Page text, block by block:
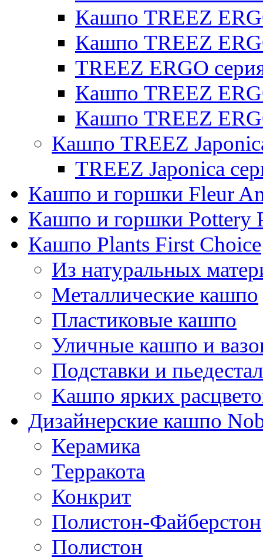
Кашпо TREEZ
Кашпо TREEZ
TREEZ ERGO
Кашпо TREEZ
Кашпо TREEZ
Кашпо TREEZ
TREEZ Japonica
Кашпо и горшки Fleur
Кашпо и горшки Pottery
Кашпо Plants First Choice
Из натуральных
Металлические кашпо
Пластиковые кашпо
Уличные кашпо и
Подставки и
Кашпо ярких
Дизайнерские кашпо
Керамика
Терракота
Конкрит
Полистон-Файберстон
Полистон